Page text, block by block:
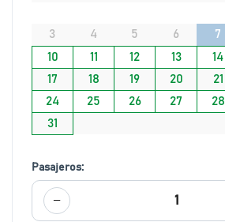
3
4 5 6 7
10
11 12 13 14
17
18 19 20 21
24
25 26 27 28
31
Pasajeros:
− 1